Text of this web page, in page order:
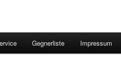
Gegnerliste Impressum